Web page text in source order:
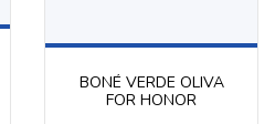
BONÉ VERDE OLIVA
FOR HONOR